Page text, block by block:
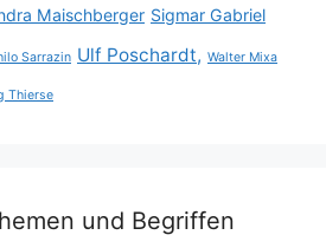
Maischberger Sigmar Gabriel
Sarrazin Ulf Poschardt, Walter Mixa
Thierse
und Begriffen